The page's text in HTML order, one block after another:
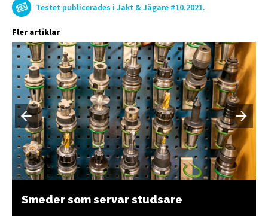
Testet publicerades i Jakt & Jägare #10.2021.
Fler artiklar
Smeder som servar studsare